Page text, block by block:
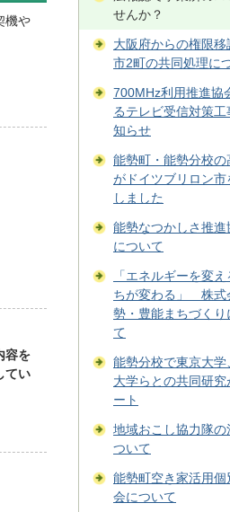
機や
容を
てい
せんか？
大阪府からの権限移
市2町の共同処理に
700MHz利用推進協
るテレビ受信対策工
知らせ
能勢町・能勢分校の
がドイツブリロン市
しました
能勢なつかしさ推進
について
「エネルギーを変え
ちが変わる」 株式
勢・豊能まちづくり
て
能勢分校で東京大学
大学らとの共同研究
ート
地域おこし協力隊の
ついて
能勢町空き家活用個
会について